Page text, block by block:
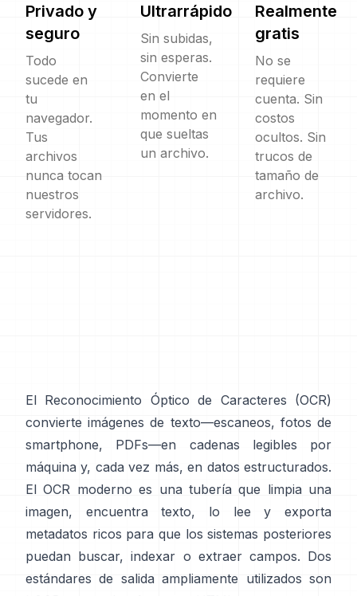
Privado y
seguro
Todo
sucede en
tu
navegador.
Tus
archivos
nunca tocan
nuestros
servidores.
Ultrarrápido
Sin subidas,
sin esperas.
Convierte
en el
momento en
que sueltas
un archivo.
Realmente
gratis
No se
requiere
cuenta. Sin
costos
ocultos. Sin
trucos de
tamaño de
archivo.
El Reconocimiento Óptico de Caracteres (OCR)
convierte imágenes de texto—escaneos, fotos de
smartphone, PDFs—en cadenas legibles por
máquina y, cada vez más, en datos estructurados.
El OCR moderno es una tubería que limpia una
imagen, encuentra texto, lo lee y exporta
metadatos ricos para que los sistemas posteriores
puedan buscar, indexar o extraer campos. Dos
estándares de salida ampliamente utilizados son